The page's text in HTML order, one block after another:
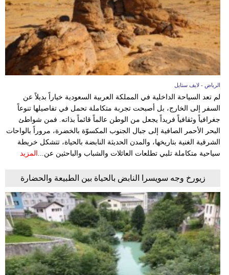
الرياض - لايف ستايل
لم تعد السياحة الداخلية في المملكة العربية السعودية خياراً بديلاً عن
السفر إلى الخارج، بل أصبحت تجربة متكاملة تحمل في تفاصيلها تنوعاً
جغرافياً وثقافياً فريداً يجعل من الوطن عالماً قائماً بذاته. فمن شواطئ
البحر الأحمر الصافية إلى جبال الجنوب المكسوّة بالخضرة، مروراً بالواحات
الشرقية الغنية بتاريخها، والمدن الحديثة النابضة بالحياة، تتشكل خريطة
سياحية متكاملة تلبي تطلعات العائلات والشباب والباحثين عن... المزيد
زيورخ وجه سويسرا النابض بالحياة بين الطبيعة والحضارة